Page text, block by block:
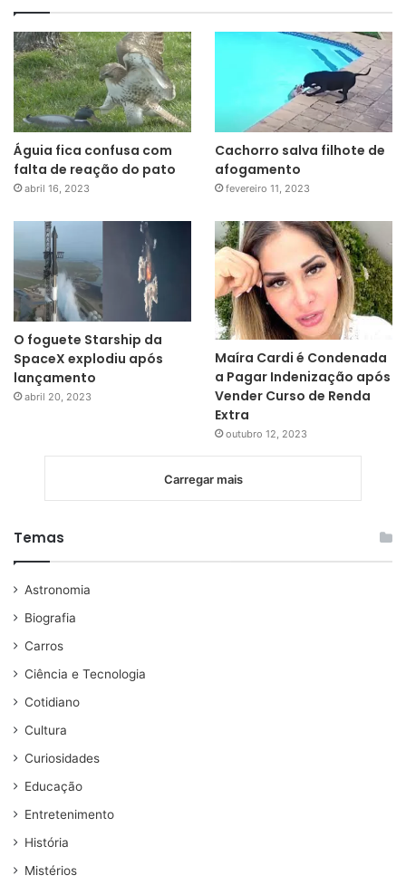
Águia fica confusa com
falta de reação do pato
abril 16, 2023
Cachorro salva filhote de
afogamento
fevereiro 11, 2023
O foguete Starship da
SpaceX explodiu após
lançamento
abril 20, 2023
Maíra Cardi é Condenada
a Pagar Indenização após
Vender Curso de Renda
Extra
outubro 12, 2023
Carregar mais
Temas
Astronomia
Biografia
Carros
Ciência e Tecnologia
Cotidiano
Cultura
Curiosidades
Educação
Entretenimento
História
Mistérios